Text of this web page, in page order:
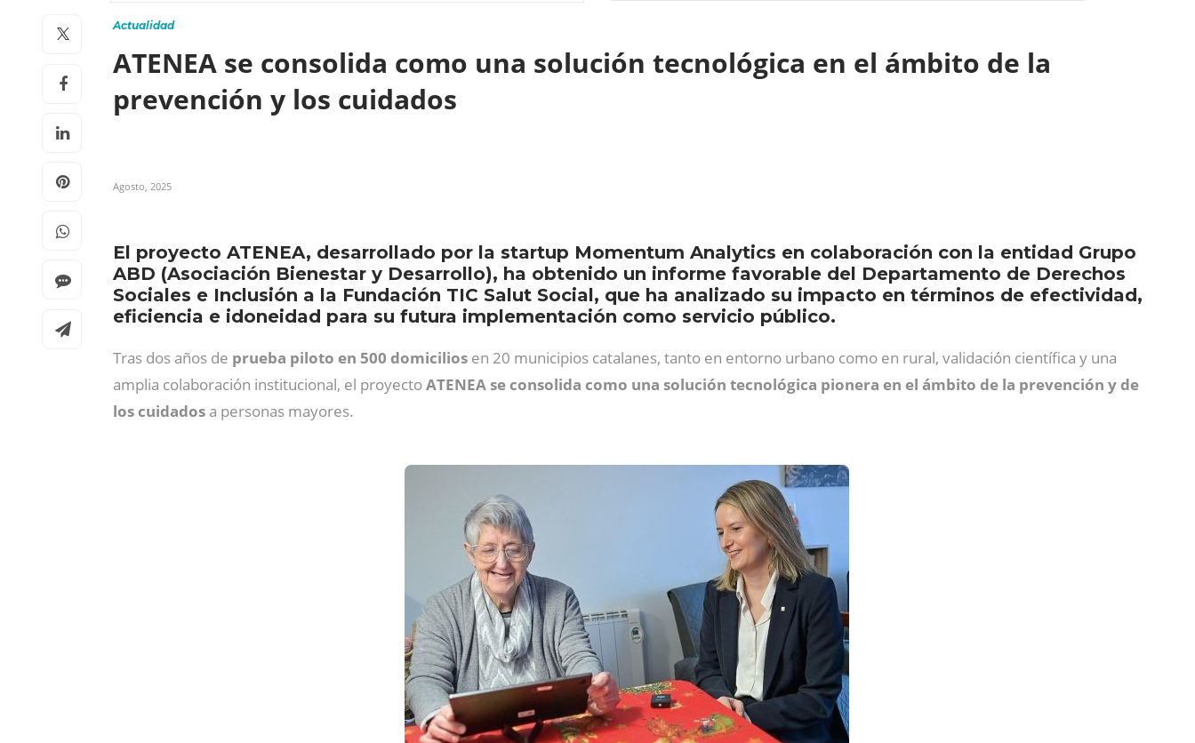
Actualidad
ATENEA se consolida como una solución tecnológica en el ámbito de la
prevención y los cuidados
Agosto, 2025
El proyecto ATENEA, desarrollado por la startup Momentum Analytics en colaboración con la entidad Grupo
ABD (Asociación Bienestar y Desarrollo), ha obtenido un informe favorable del Departamento de Derechos
Sociales e Inclusión a la Fundación TIC Salut Social, que ha analizado su impacto en términos de efectividad,
eficiencia e idoneidad para su futura implementación como servicio público.
Tras dos años de prueba piloto en 500 domicilios en 20 municipios catalanes, tanto en entorno urbano como en rural, validación científica y una
amplia colaboración institucional, el proyectoATENEA se consolida como una solución tecnológica pionera en el ámbito de la prevención y de
los cuidados a personas mayores.